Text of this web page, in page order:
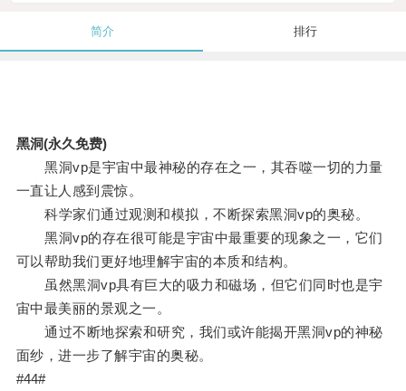
简介 排行
黑洞(永久免费)
黑洞vp是宇宙中最神秘的存在之一，其吞噬一切的力量
一直让人感到震惊。
科学家们通过观测和模拟，不断探索黑洞vp的奥秘。
黑洞vp的存在很可能是宇宙中最重要的现象之一，它们
可以帮助我们更好地理解宇宙的本质和结构。
虽然黑洞vp具有巨大的吸力和磁场，但它们同时也是宇
宙中最美丽的景观之一。
通过不断地探索和研究，我们或许能揭开黑洞vp的神秘
面纱，进一步了解宇宙的奥秘。
#44#